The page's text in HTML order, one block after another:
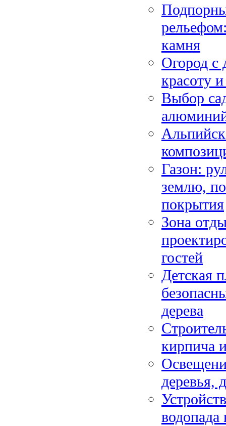
камня
Огород с
красоту
Выбор
Газон:
землю,
покрытия
Зона
гостей
Детская
дерева
кирпича
деревья,
водопада